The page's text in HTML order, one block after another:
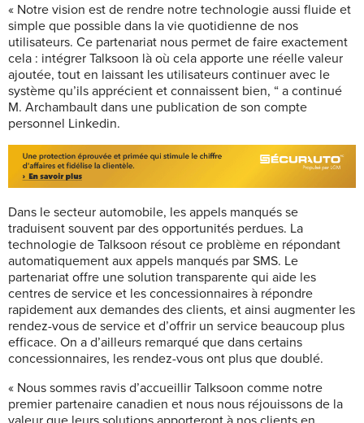
« Notre vision est de rendre notre technologie aussi fluide et
simple que possible dans la vie quotidienne de nos
utilisateurs. Ce partenariat nous permet de faire exactement
cela : intégrer Talksoon là où cela apporte une réelle valeur
ajoutée, tout en laissant les utilisateurs continuer avec le
système qu’ils apprécient et connaissent bien, “ a continué
M. Archambault dans une publication de son compte
personnel Linkedin.
Dans le secteur automobile, les appels manqués se
traduisent souvent par des opportunités perdues. La
technologie de Talksoon résout ce problème en répondant
automatiquement aux appels manqués par SMS. Le
partenariat offre une solution transparente qui aide les
centres de service et les concessionnaires à répondre
rapidement aux demandes des clients, et ainsi augmenter les
rendez-vous de service et d’offrir un service beaucoup plus
efficace. On a d’ailleurs remarqué que dans certains
concessionnaires, les rendez-vous ont plus que doublé.
« Nous sommes ravis d’accueillir Talksoon comme notre
premier partenaire canadien et nous nous réjouissons de la